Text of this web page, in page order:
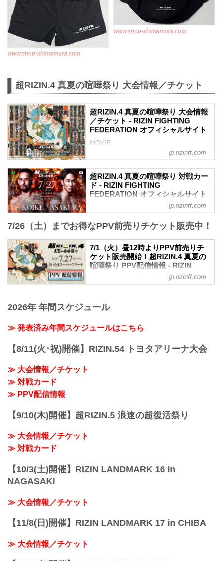
www.shop-shimamura.com
www.shop-shimamura.com
超RIZIN.4 真夏の喧嘩祭り 大会情報／チケット
超RIZIN.4 真夏の喧嘩祭り 大会情報
／チケット - RIZIN FIGHTING
FEDERATION オフィシャルサイト
MOVIE
youtu.be
- YouTube
youtu.be
超RIZIN.4 真夏の喧嘩祭り 大会概要
開催日時
2025年7月27日（日）11:00開場／13:00開
※喧嘩三番勝負は11:30開始予定
19:00〜20:00頃
※試合内容、イベント進行によって終了
予定時間が前後することがありますので
会場
JR京浜東北線・JR上野東京ライン（宇都
宮線・高崎線）「さいたま新都心」駅か
JR...
jp.rizinff.com
超RIZIN.4 真夏の喧嘩祭り 対戦カー
ド - RIZIN FIGHTING
FEDERATION オフィシャルサイト
クレベル・コイケ vs. 朝倉未来
クレベル・コイケ vs. 朝倉未来
福田龍彌
バンタム級タイトルマッチ
RIZIN MMAルール：5分 3R（61.0kg）
女子スーパーアトム級タイトルマッチ／
RIZIN MMAルール：5分 3R（49.0kg）
金原正徳 vs....
jp.rizinff.com
7/26（土）までお得なPPV前売りチケット販売中！
7/1（火）昼12時よりPPV前売りチ
ケット販売開始！超RIZIN.4 真夏の
喧嘩祭り PPV配信情報 - RIZIN
FIGHTING FEDERATION オフィシ
ャルサイト
ケットが、7月1日（火）12時よりRIZIN
LIVEにて販売がスタートしたぞ！（※ス
カパー！は※7/10（木）販売開始）
お得なPPV前売りチケットは、大会前日
の7月26日（土）23:59まで販売！
PPV販売スケジュール一...
jp.rizinff.com
2026年 年間スケジュール
≫ 発表済み年間スケジュールはこちら
【8/11(火･祝)開催】RIZIN.54 トヨタアリーナ大会
≫ 大会情報／チケット
≫ 対戦カード
≫ PPV配信情報
【9/10(木)開催】超RIZIN.5 浪速の超復活祭り
≫ 大会情報／チケット
≫ 対戦カード
【10/3(土)開催】RIZIN LANDMARK 16 in
NAGASAKI
≫ 大会情報／チケット
【11/8(日)開催】RIZIN LANDMARK 17 in CHIBA
≫ 大会情報／チケット